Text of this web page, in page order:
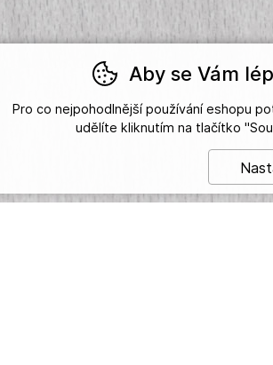
Aby se Vám
Pro co nejpohodlnější používání eshopu
udělíte kliknutím na tlačítko